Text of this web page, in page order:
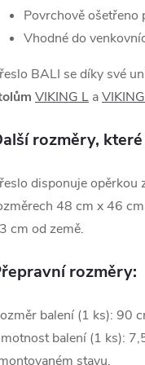
Povrchově ošetřeno
Vhodné do
BALI se díky své
VIKING L a
rozměry,
disponuje opěrkou
48 cm x 46
cm od země.
rozměry:
balení (1 ks): 90
balení (1 ks):
stavu.